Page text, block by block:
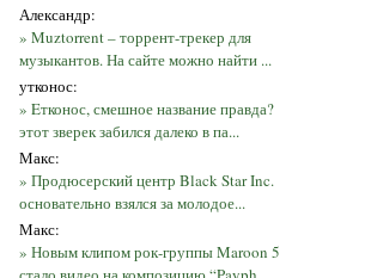
Александр:
» Muztorrent – торрент-трекер для
музыкантов. На сайте можно найти ...
утконос:
» Eтконос, смешное название правда?
этот зверек забился далеко в па...
Макс:
» Продюсерский центр Black Star Inc.
основательно взялся за молодое...
Макс:
» Новым клипом рок-группы Maroon 5